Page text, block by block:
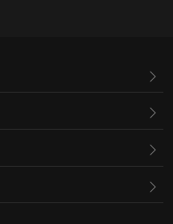
10.00-18.00